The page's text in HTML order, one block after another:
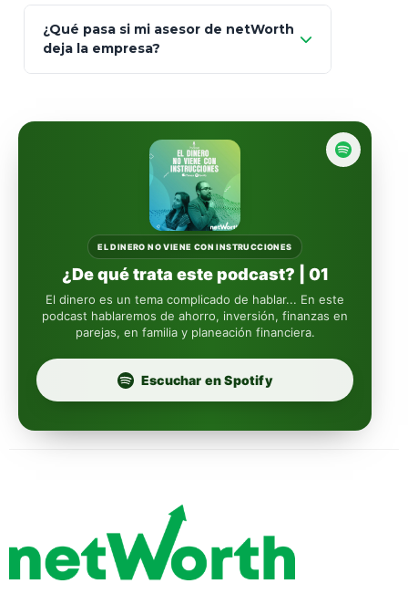
Fintual
Principal
Sura
Insignia Life
Profuturo
93
totalmente
libres de impuestos
¿Qué pasa si mi asesor de netWorth
deja la empresa?
automáticamente
EL DINERO NO VIENE CON INSTRUCCIONES
¿De qué trata este podcast? | 01
El dinero es un tema complicado de hablar... En este
podcast hablaremos de ahorro, inversión, finanzas en
parejas, en familia y planeación financiera.
Escuchar en Spotify